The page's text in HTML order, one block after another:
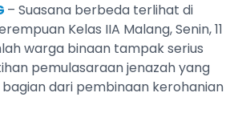
– Suasana berbeda terlihat di
Kelas IIA Malang, Senin, 11
warga binaan tampak serius
pemulasaraan jenazah yang
dari pembinaan kerohanian